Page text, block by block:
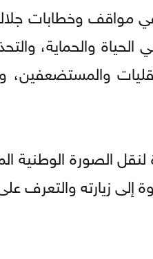
مواقف وخطابات
والحماية،
الأقليات
الصورة الوطنية
إلى زيارته والتعرف